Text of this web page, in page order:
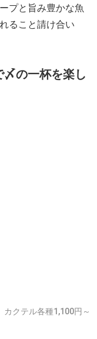
プと旨み豊かな魚
ること請け合い
の一杯を楽し
クテル各種1,100円～